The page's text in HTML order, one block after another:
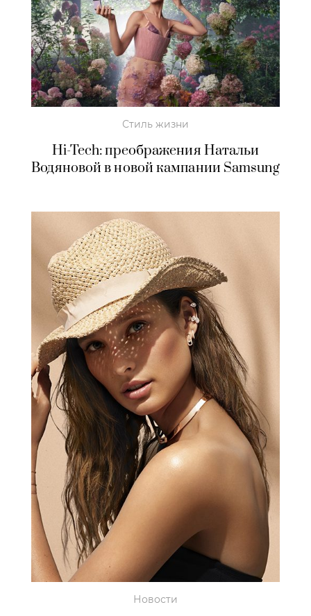
Стиль жизни
Hi-Tech: преображения Натальи
Водяновой в новой кампании Samsung
Новости